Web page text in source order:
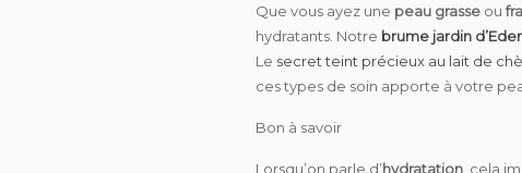
Que vous ayez une peau grasse ou
hydratants. Notre brume jardin
Le secret teint précieux au lait de
ces types de soin apporte à votre
Bon à savoir
Lorsqu’on parle d’hydratation , cela